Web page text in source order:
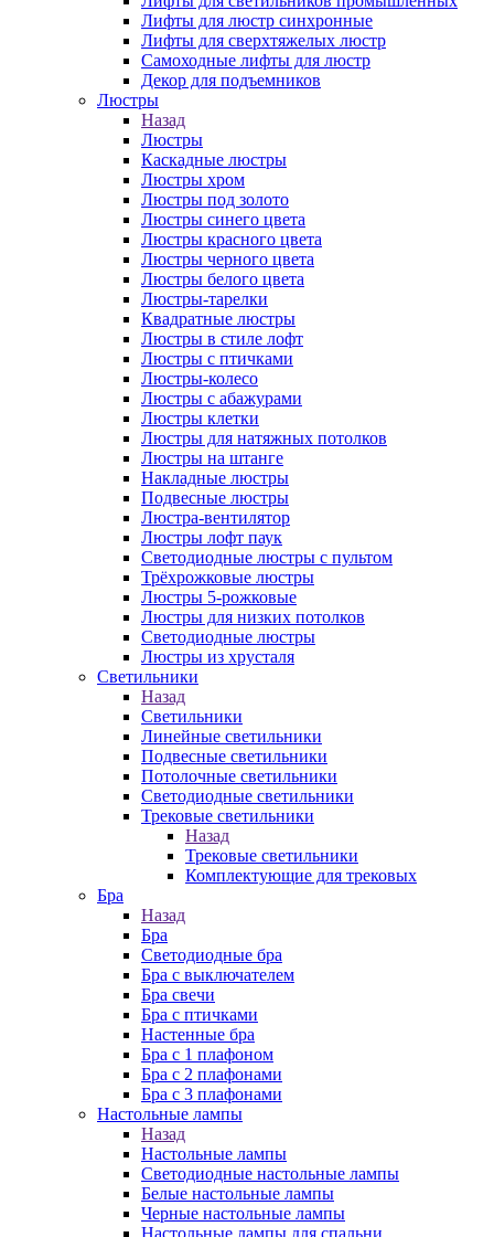
Лифты для люстр синхронные
Лифты для сверхтяжелых люстр
Самоходные лифты для люстр
Декор для подъемников
Люстры
Назад
Люстры
Каскадные люстры
Люстры хром
Люстры под золото
Люстры синего цвета
Люстры красного цвета
Люстры черного цвета
Люстры белого цвета
Люстры-тарелки
Квадратные люстры
Люстры в стиле лофт
Люстры с птичками
Люстры-колесо
Люстры с абажурами
Люстры клетки
Люстры для натяжных потолков
Люстры на штанге
Накладные люстры
Подвесные люстры
Люстра-вентилятор
Люстры лофт паук
Светодиодные люстры с пультом
Трёхрожковые люстры
Люстры 5-рожковые
Люстры для низких потолков
Cветодиодные люстры
Люстры из хрусталя
Светильники
Назад
Светильники
Линейные светильники
Подвесные светильники
Потолочные светильники
Светодиодные светильники
Трековые светильники
Назад
Трековые светильники
Комплектующие для трековых
Бра
Назад
Бра
Светодиодные бра
Бра с выключателем
Бра свечи
Бра с птичками
Настенные бра
Бра с 1 плафоном
Бра с 2 плафонами
Бра с 3 плафонами
Настольные лампы
Назад
Настольные лампы
Светодиодные настольные лампы
Белые настольные лампы
Черные настольные лампы
Настольные лампы для спальни